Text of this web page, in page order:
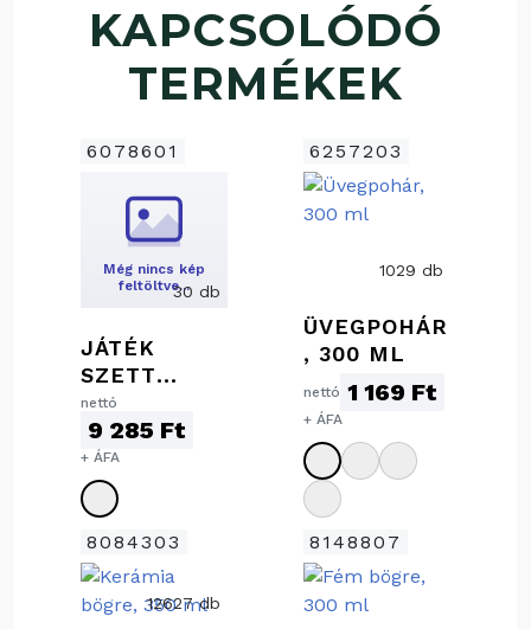
KAPCSOLÓDÓ
TERMÉKEK
6078601
Még nincs kép
feltöltve…30 db
JÁTÉK
SZETT
LAPOSÜVEG
GEL
nettó
9 285 Ft
+ ÁFA
6257203
1029 db
ÜVEGPOHÁR
, 300 ML
nettó 1 169 Ft
+ ÁFA
8084303
12627 db
8148807